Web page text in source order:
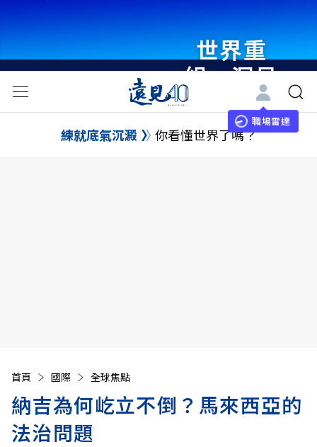
世界重
組・洞見
未來 與
世界領袖
職場雷達
練就底氣沉澱 你看懂世界了嗎？
首頁 國際 全球焦點
納吉為何屹立不倒？馬來西亞的
法治問題